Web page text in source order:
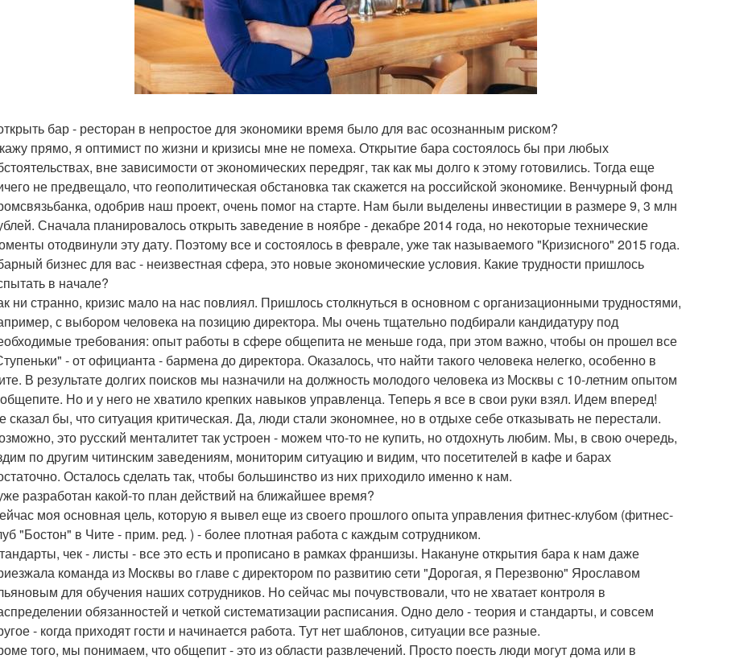
бар - ресторан в непростое для экономики время было для вас осознанным риском?
прямо, я оптимист по жизни и кризисы мне не помеха. Открытие бара состоялось бы при любых
вне зависимости от экономических передряг, так как мы долго к этому готовились. Тогда еще
не предвещало, что геополитическая обстановка так скажется на российской экономике. Венчурный фонд
одобрив наш проект, очень помог на старте. Нам были выделены инвестиции в размере 9, 3 млн
Сначала планировалось открыть заведение в ноябре - декабре 2014 года, но некоторые технические
отодвинули эту дату. Поэтому все и состоялось в феврале, уже так называемого "Кризисного" 2015 года.
бизнес для вас - неизвестная сфера, это новые экономические условия. Какие трудности пришлось
в начале?
ни странно, кризис мало на нас повлиял. Пришлось столкнуться в основном с организационными трудностями,
с выбором человека на позицию директора. Мы очень тщательно подбирали кандидатуру под
требования: опыт работы в сфере общепита не меньше года, при этом важно, чтобы он прошел все
- от официанта - бармена до директора. Оказалось, что найти такого человека нелегко, особенно в
В результате долгих поисков мы назначили на должность молодого человека из Москвы с 10-летним опытом
Но и у него не хватило крепких навыков управленца. Теперь я все в свои руки взял. Идем вперед!
сказал бы, что ситуация критическая. Да, люди стали экономнее, но в отдыхе себе отказывать не перестали.
это русский менталитет так устроен - можем что-то не купить, но отдохнуть любим. Мы, в свою очередь,
по другим читинским заведениям, мониторим ситуацию и видим, что посетителей в кафе и барах
Осталось сделать так, чтобы большинство из них приходило именно к нам.
разработан какой-то план действий на ближайшее время?
моя основная цель, которую я вывел еще из своего прошлого опыта управления фитнес-клубом (фитнес-
"Бостон" в Чите - прим. ред. ) - более плотная работа с каждым сотрудником.
чек - листы - все это есть и прописано в рамках франшизы. Накануне открытия бара к нам даже
команда из Москвы во главе с директором по развитию сети "Дорогая, я Перезвоню" Ярославом
для обучения наших сотрудников. Но сейчас мы почувствовали, что не хватает контроля в
обязанностей и четкой систематизации расписания. Одно дело - теория и стандарты, и совсем
- когда приходят гости и начинается работа. Тут нет шаблонов, ситуации все разные.
того, мы понимаем, что общепит - это из области развлечений. Просто поесть люди могут дома или в